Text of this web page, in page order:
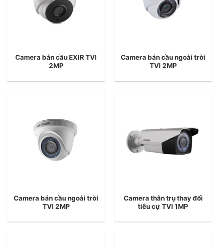
Camera bán cầu EXIR TVI
2MP
Camera bán cầu ngoài trời
TVI 2MP
Camera bán cầu ngoài trời
TVI 2MP
Camera thân trụ thay đổi
tiêu cự TVI 1MP